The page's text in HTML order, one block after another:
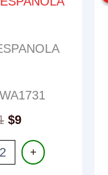
$9
+